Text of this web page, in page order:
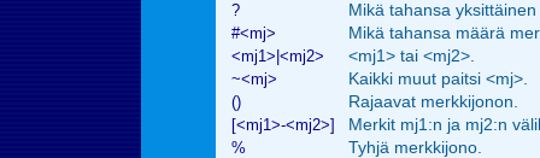
?
Mikä tahansa
#<mj>
Mikä tahansa määrä
<mj1>|<mj2>
<mj1> tai <mj2>.
~<mj>
Kaikki muut paitsi <mj>.
()
Rajaavat merkkijonon.
[<mj1>-<mj2>]
Merkit mj1:n ja mj2:n
%
Tyhjä merkkijono.